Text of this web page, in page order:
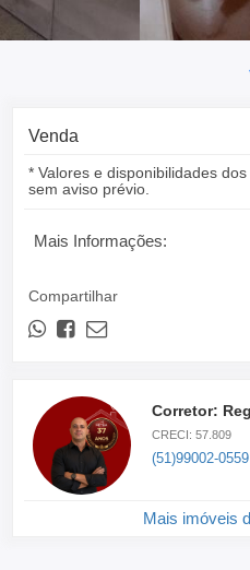
Venda
* Valores e disponibilidades
sem aviso prévio.
Mais Informações:
Compartilhar
Corretor:
CRECI: 57.809
(51)99002-0559
Mais imóveis